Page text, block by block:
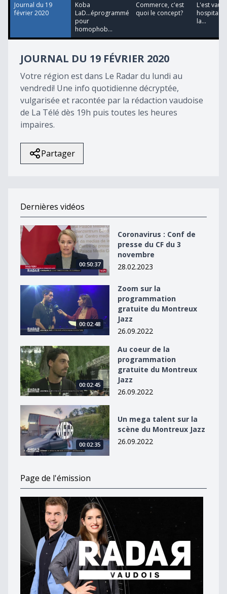
46
seconds
Journal du 19
février 2020
Koba
LaD...éprogrammé
pour
homophob...
Commerce, c'est
quoi le concept?
L'est
la...
JOURNAL DU 19 FÉVRIER 2020
Votre région est dans Le Radar du lundi au
vendredi! Une info quotidienne décryptée,
vulgarisée et racontée par la rédaction vaudoise
de La Télé dès 19h puis toutes les heures
impaires.
Partager
Dernières vidéos
Coronavirus : Conf de presse du CF du 3 novembre
00:50:37
Coronavirus : Conf de
presse du CF du 3
novembre
28.02.2023
Zoom sur la programmation gratuite du Montreux
00:02:48
Zoom sur la
programmation
gratuite du Montreux
Jazz
26.09.2022
Au coeur de la programmation gratuite du Montreux
00:02:45
Au coeur de la
programmation
gratuite du Montreux
Jazz
26.09.2022
Un mega talent sur la scène du Montreux Jazz
00:02:35
Un mega talent sur la
scène du Montreux Jazz
26.09.2022
Page de l'émission